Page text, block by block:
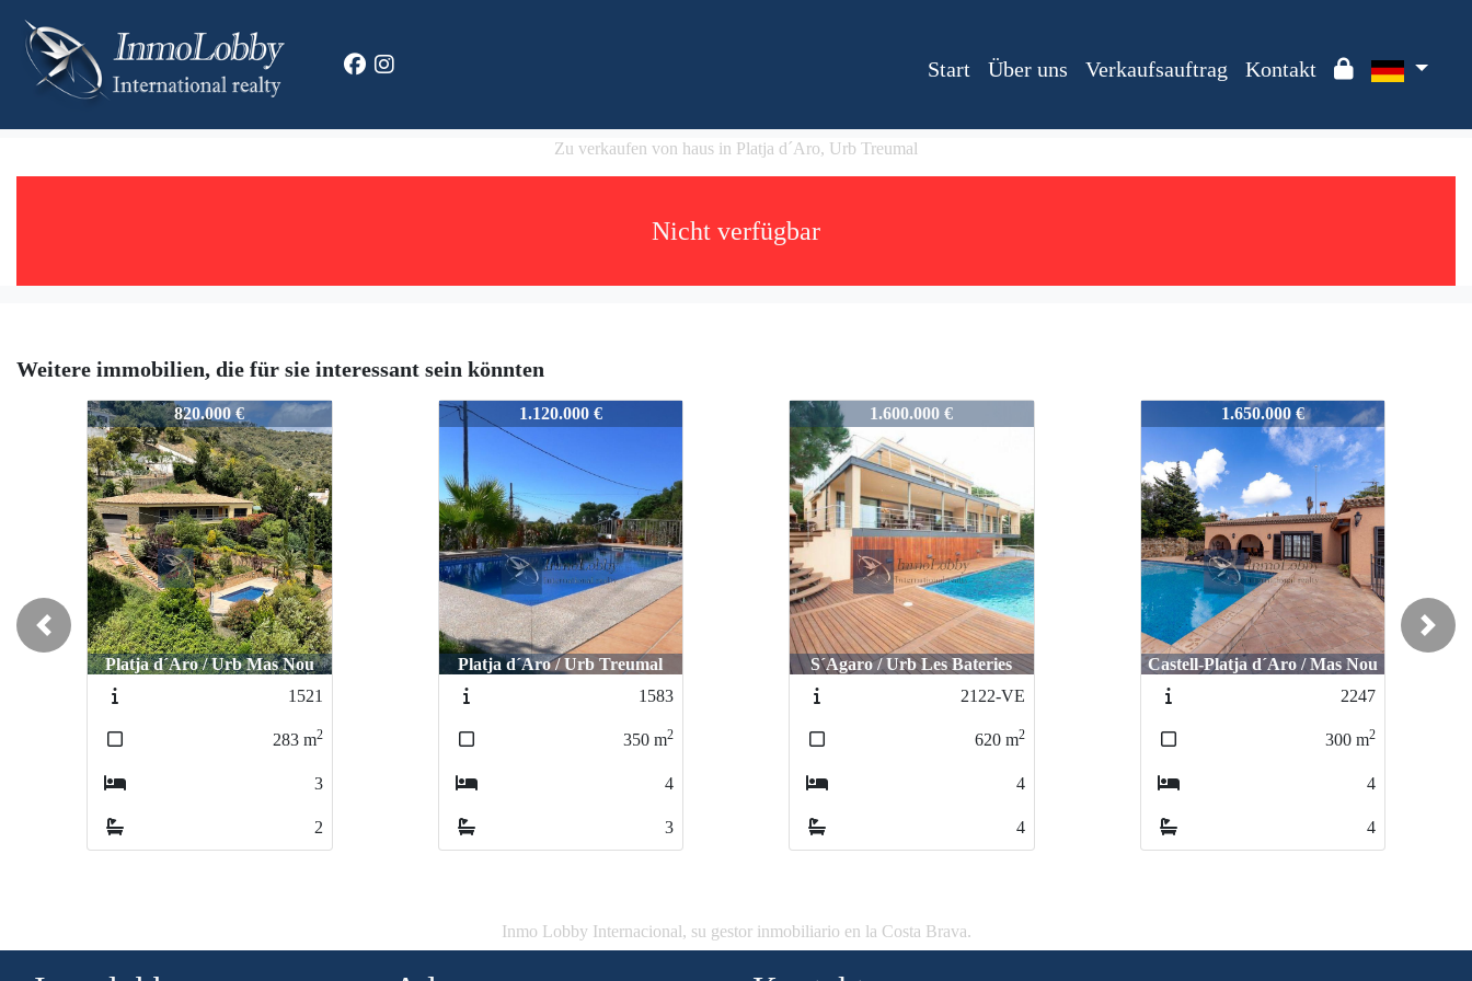
Start Über uns Verkaufsauftrag Kontakt
Zu verkaufen von haus in Platja d´Aro, Urb Treumal
Nicht verfügbar
Weitere immobilien, die für sie interessant sein könnten
1944
820.000 €
Platja d´Aro / Urb Mas Nou
1521
283 m2
3
2
1944 1.120.000 €
Platja d´Aro / Urb Treumal
1583
350 m2
4
3
1944 1.600.000 €
S´Agaro / Urb Les Bateries
2122-VE
620 m2
4
4
1.650.000 €
Castell-Platja d´Aro / Mas Nou
2247
300 m2
4
4
Previous Next
Inmo Lobby Internacional, su gestor inmobiliario en la Costa Brava.